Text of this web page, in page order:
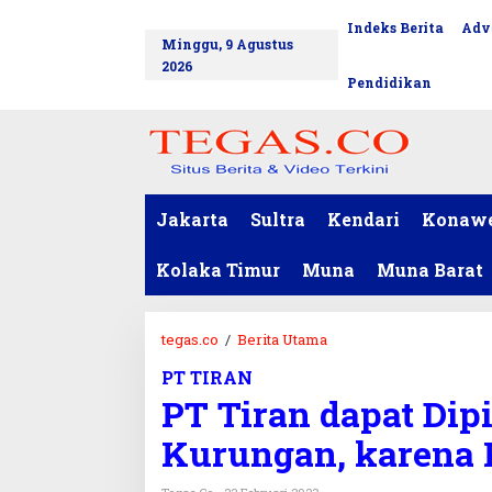
Minggu, 9 Agustus
2026
Indeks Berita
Pendidikan
Jakarta Sultra Kendari
Kolaka Timur Muna Muna Barat
tegas.co / Berita Utama
i
r
a
n
PT TIRAN
PT Tiran dapat
Kurungan, karena